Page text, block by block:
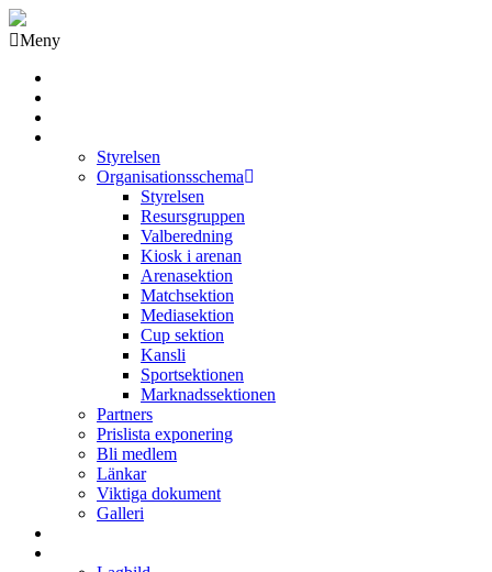
Meny
Styrelsen
Organisationsschema
Styrelsen
Resursgruppen
Valberedning
Kiosk i arenan
Arenasektion
Matchsektion
Mediasektion
Cup sektion
Kansli
Sportsektionen
Marknadssektionen
Partners
Prislista exponering
Bli medlem
Länkar
Viktiga dokument
Galleri